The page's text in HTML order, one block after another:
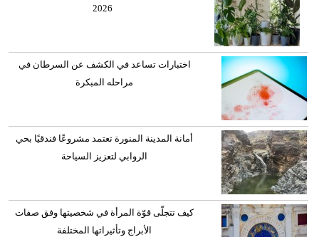
2026
اختبارات تساعد في الكشف عن السرطان في
مراحله المبكرة
أمانة المدينة المنورة تعتمد مشروعًا فندقيًا بحي
الروابي لتعزيز السياحة
كيف تتجلّى قوّة المرأة في شخصيتها وفق صفات
الأبراج وتأثيراتها المختلفة